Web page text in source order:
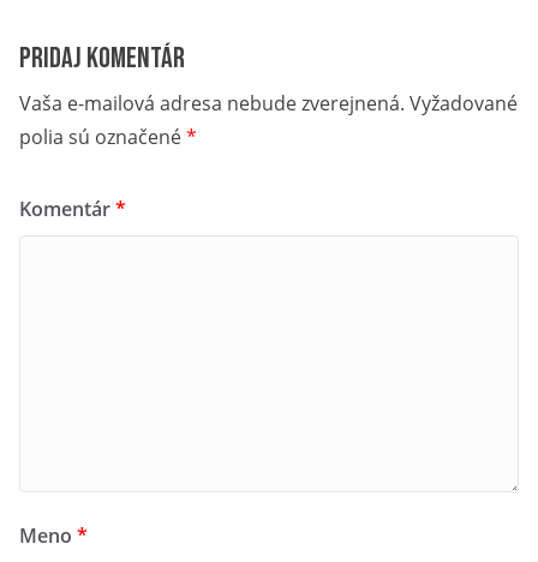
Pridaj komentár
Vaša e-mailová adresa nebude zverejnená. Vyžadované
polia sú označené*
Komentár*
Meno *